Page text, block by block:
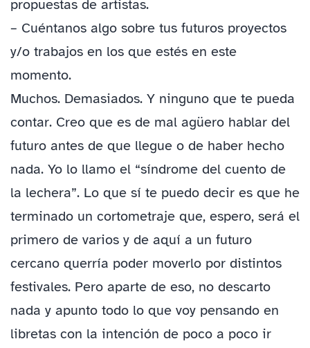
propuestas de artistas.
– Cuéntanos algo sobre tus futuros proyectos
y/o trabajos en los que estés en este
momento.
Muchos. Demasiados. Y ninguno que te pueda
contar. Creo que es de mal agüero hablar del
futuro antes de que llegue o de haber hecho
nada. Yo lo llamo el “síndrome del cuento de
la lechera”. Lo que sí te puedo decir es que he
terminado un cortometraje que, espero, será el
primero de varios y de aquí a un futuro
cercano querría poder moverlo por distintos
festivales. Pero aparte de eso, no descarto
nada y apunto todo lo que voy pensando en
libretas con la intención de poco a poco ir